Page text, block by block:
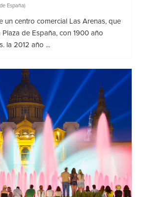
España)
un centro comercial Las Arenas, que
de España, con 1900 año
la 2012 año ...